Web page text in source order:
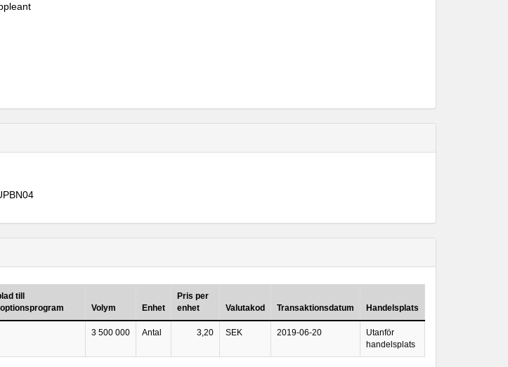
till
Volym Enhet
Pris per
enhet
Valutakod Transaktionsdatum Handelsplats
3 500 000 Antal 3,20 SEK 2019-06-20
Utanför
handelsplats